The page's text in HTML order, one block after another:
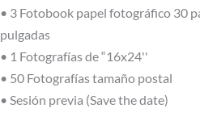
• 3 Fotobook papel fotográfico 30
pulgadas
• 1 Fotografías de “16x24''
• 50 Fotografías tamaño postal
• Sesión previa (Save the date)